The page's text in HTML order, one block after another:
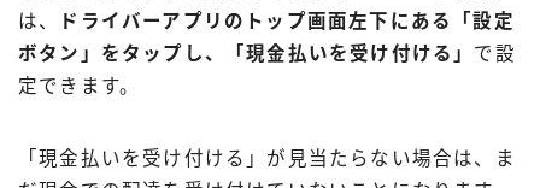
は、
ドライバーアプリのトップ画面左下にある「設定
ボタン」をタップし、「現金払いを受け付ける」 で設
定できます。
「現金払いを受け付ける」が見当たらない場合は、ま